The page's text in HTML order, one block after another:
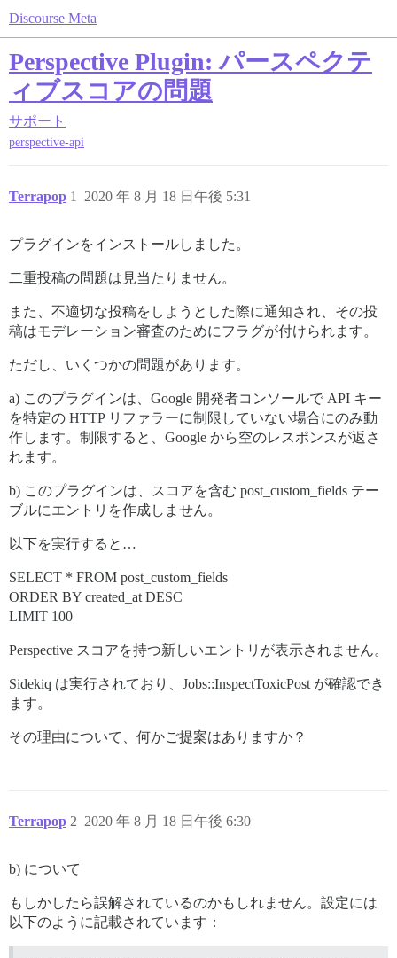
Discourse Meta
Perspective Plugin: パースペクテ
ィブスコアの問題
サポート
perspective-api
Terrapop 2020 年 8 月 18 日午後 5:31
1
プラグインをインストールしました。
二重投稿の問題は見当たりません。
また、不適切な投稿をしようとした際に通知され、その投
稿はモデレーション審査のためにフラグが付けられます。
ただし、いくつかの問題があります。
a) このプラグインは、Google 開発者コンソールで API キー
を特定の HTTP リファラーに制限していない場合にのみ動
作します。制限すると、Google から空のレスポンスが返さ
れます。
b) このプラグインは、スコアを含む post_custom_fields テー
ブルにエントリを作成しません。
以下を実行すると…
SELECT * FROM post_custom_fields
ORDER BY created_at DESC
LIMIT 100
Perspective スコアを持つ新しいエントリが表示されません。
Sidekiq は実行されており、Jobs::InspectToxicPost が確認でき
ます。
その理由について、何かご提案はありますか？
Terrapop 2020 年 8 月 18 日午後 6:30
2
b) について
もしかしたら誤解されているのかもしれません。設定には
以下のように記載されています：